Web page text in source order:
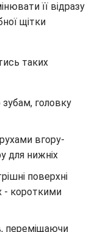
її відразу
щітки
таких
головку
вгору-
для нижніх
поверхні
- короткими
переміщаючи